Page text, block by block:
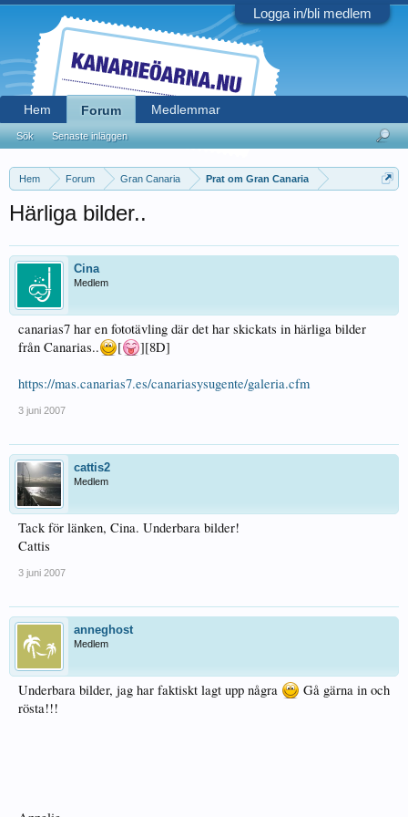
Logga in/bli medlem
Hem Forum Gran Canaria Prat om Gran Canaria
Härliga bilder..
Cina
Medlem
canarias7 har en fototävling där det har skickats in härliga bilder
från Canarias..
[ ][8D]
https://mas.canarias7.es/canariasysugente/galeria.cfm
3 juni 2007
cattis2
Medlem
Tack för länken, Cina. Underbara bilder!
Cattis
3 juni 2007
anneghost
Medlem
Underbara bilder, jag har faktiskt lagt upp några
Gå gärna in och
rösta!!!
Hem Forum
Sök Senaste inläggen
Medlemmar